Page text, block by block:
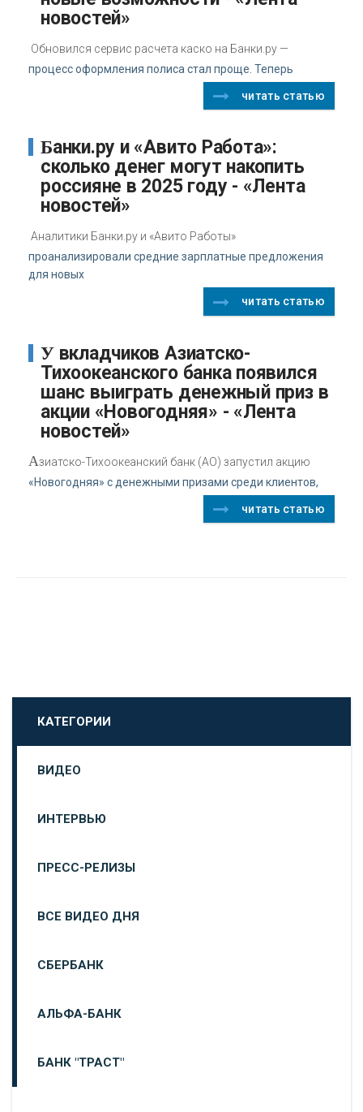
новостей»
Обновился сервис расчета каско на Банки.ру —
процесс оформления полиса стал проще. Теперь
читать статью
Банки.ру и «Авито Работа»:
сколько денег могут накопить
россияне в 2025 году - «Лента
новостей»
Аналитики Банки.ру и «Авито Работы»
проанализировали средние зарплатные предложения
для новых
читать статью
У вкладчиков Азиатско-
Тихоокеанского банка появился
шанс выиграть денежный приз в
акции «Новогодняя» - «Лента
новостей»
Азиатско-Тихоокеанский банк (АО) запустил акцию
«Новогодняя» с денежными призами среди клиентов,
читать статью
КАТЕГОРИИ
ВИДЕО
ИНТЕРВЬЮ
ПРЕСС-РЕЛИЗЫ
ВСЕ ВИДЕО ДНЯ
СБЕРБАНК
АЛЬФА-БАНК
БАНК "ТРАСТ"